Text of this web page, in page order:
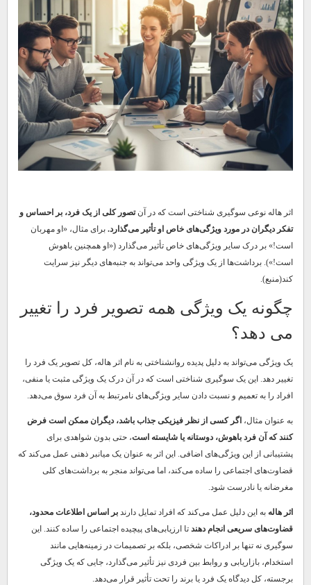
اثر هاله نوعی سوگیری شناختی است که در آن تصور کلی از یک فرد، بر احساس و
تفکر دیگران در مورد ویژگی‌های خاص او تأثیر می‌گذارد. برای مثال، «او مهربان
است!» بر درک سایر ویژگی‌های خاص تأثیر می‌گذارد («او همچنین باهوش
است!»). برداشت‌ها از یک ویژگی واحد می‌تواند به جنبه‌های دیگر نیز سرایت
کند(منبع).
چگونه یک ویژگی همه تصویر فرد را تغییر
می دهد؟
یک ویژگی می‌تواند به دلیل پدیده روانشناختی به نام اثر هاله، کل تصویر یک فرد را
تغییر دهد. این یک سوگیری شناختی است که در آن درک یک ویژگی مثبت یا منفی،
افراد را به تعمیم و نسبت دادن سایر ویژگی‌های نامرتبط به آن فرد سوق می‌دهد.
به عنوان مثال، اگر کسی از نظر فیزیکی جذاب باشد، دیگران ممکن است فرض
کنند که آن فرد باهوش، دوستانه یا شایسته است، حتی بدون شواهدی برای
پشتیبانی از این ویژگی‌های اضافی. این اثر به عنوان یک میانبر ذهنی عمل می‌کند که
قضاوت‌های اجتماعی را ساده می‌کند، اما می‌تواند منجر به برداشت‌های کلی
مغرضانه یا نادرست شود.
اثر هاله به این دلیل عمل می‌کند که افراد تمایل دارند بر اساس اطلاعات محدود،
قضاوت‌های سریعی انجام دهند تا ارزیابی‌های پیچیده اجتماعی را ساده کنند. این
سوگیری نه تنها بر ادراکات شخصی، بلکه بر تصمیمات در زمینه‌هایی مانند
استخدام، بازاریابی و روابط بین فردی نیز تأثیر می‌گذارد، جایی که یک ویژگی
برجسته، کل دیدگاه یک فرد یا برند را تحت تأثیر قرار می‌دهد.